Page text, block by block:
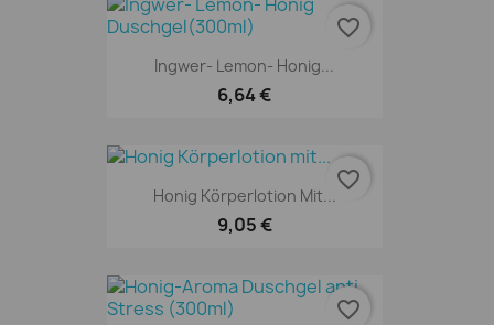
Ingwer- Lemon- Honig...
6,64 €
favorite_border
Honig Körperlotion Mit...
9,05 €
favorite_border
favorite_border